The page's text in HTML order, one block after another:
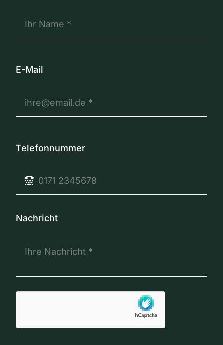
E-Mail
Telefonnummer
Nachricht